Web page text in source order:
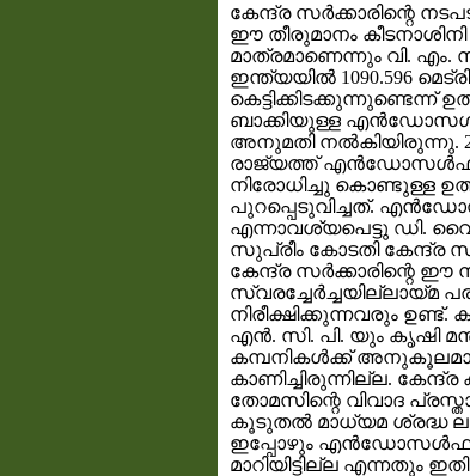
കേന്ദ്ര സര്‍ക്കാരിന്റെ
ഈ തീരുമാനം
മാത്രമാണെന്നും വി.
ഇന്ത്യയില്‍ 1090.596
കെട്ടിക്കിടക്കുന്നുണ്ടെന്ന്
ബാക്കിയുള്ള
അനുമതി നല്‍കിയിരുന്നു.
രാജ്യത്ത്‌
നിരോധിച്ചു കൊണ്ടുള്ള
പുറപ്പെടുവിച്ചത്‌.
എന്നാവശ്യപെട്ടു ഡി.
സുപ്രീം കോടതി കേന്ദ്ര
കേന്ദ്ര സര്‍ക്കാരിന്റെ ഈ
സ്വരച്ചേര്‍ച്ചയില്ലായ്മ
നിരീക്ഷിക്കുന്നവരും
എൻ. സി. പി. യും കൃഷി
കമ്പനികള്‍ക്ക് അനുകൂലമായ
കാണിച്ചിരുന്നില്ല.
തോമസിന്റെ വിവാദ
കൂടുതല്‍ മാധ്യമ ശ്രദ്ധ
ഇപ്പോഴും
മാറിയിട്ടില്ല എന്നതും